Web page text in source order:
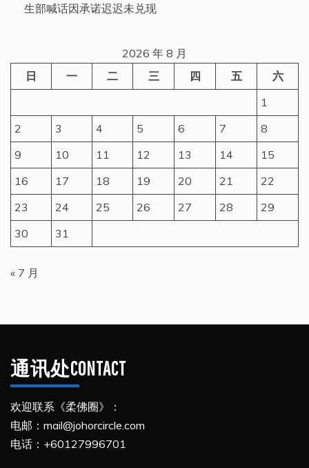
生部喊话因承诺迟迟未兑现
2026 年 8 月
日
一 二 三 四 五
六
1
2
3 4 5 6 7
8
9
10 11 12 13 14
15
16
17 18 19 20 21
22
23
24 25 26 27 28
29
30
31
« 7 月
通讯处CONTACT
欢迎联系《柔佛圈》：
电邮：mail@johorcircle.com
电话：+60127996701